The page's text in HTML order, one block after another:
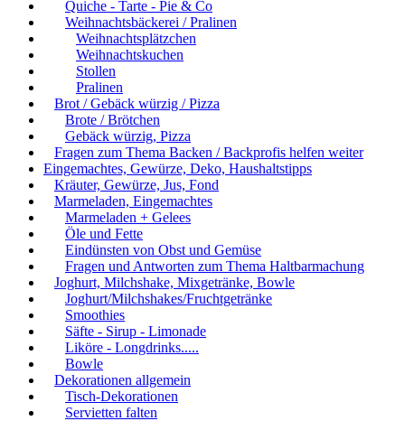
Quiche - Tarte - Pie & Co
Weihnachtsbäckerei / Pralinen
Weihnachtsplätzchen
Weihnachtskuchen
Stollen
Pralinen
Brot / Gebäck würzig / Pizza
Brote / Brötchen
Gebäck würzig, Pizza
Fragen zum Thema Backen / Backprofis helfen weiter
Eingemachtes, Gewürze, Deko, Haushaltstipps
Kräuter, Gewürze, Jus, Fond
Marmeladen, Eingemachtes
Marmeladen + Gelees
Öle und Fette
Eindünsten von Obst und Gemüse
Fragen und Antworten zum Thema Haltbarmachung
Joghurt, Milchshake, Mixgetränke, Bowle
Joghurt/Milchshakes/Fruchtgetränke
Smoothies
Säfte - Sirup - Limonade
Liköre - Longdrinks.....
Bowle
Dekorationen allgemein
Tisch-Dekorationen
Servietten falten